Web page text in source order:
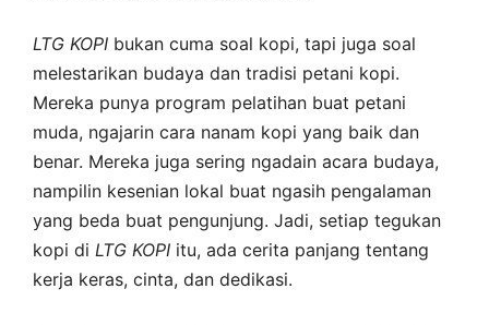
LTG KOPI bukan cuma soal kopi, tapi juga soal
melestarikan budaya dan tradisi petani kopi.
Mereka punya program pelatihan buat petani
muda, ngajarin cara nanam kopi yang baik dan
benar. Mereka juga sering ngadain acara budaya,
nampilin kesenian lokal buat ngasih pengalaman
yang beda buat pengunjung. Jadi, setiap tegukan
kopi di LTG KOPI itu, ada cerita panjang tentang
kerja keras, cinta, dan dedikasi.